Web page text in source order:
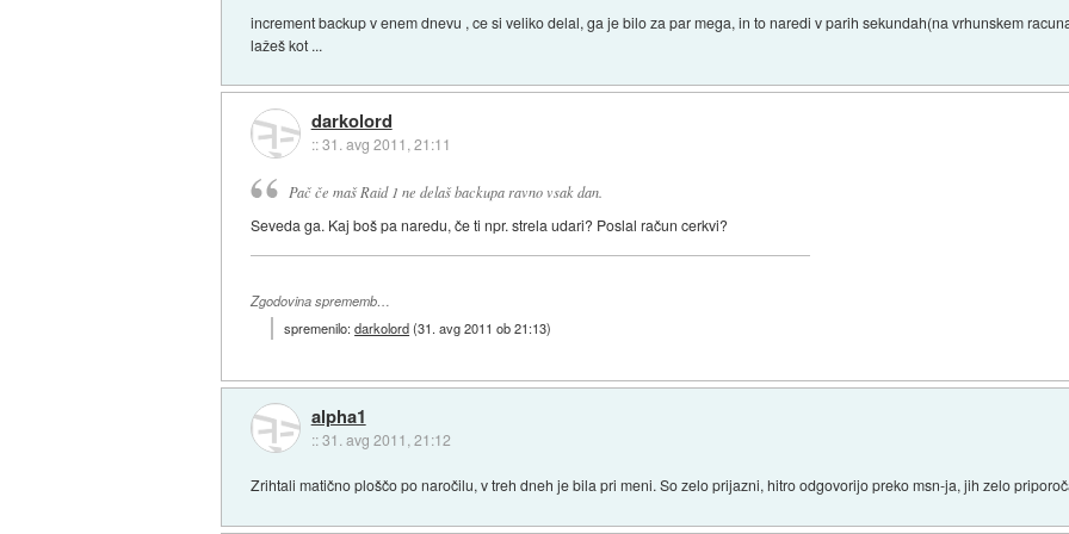
increment backup v enem dnevu , ce si veliko delal, ga je bilo za par mega, in to naredi v parih sekundah(na vrhunskem
lažeš kot ...
darkolord
::31. avg 2011, 21:11
Pač če maš Raid 1 ne delaš backupa ravno vsak dan.
Seveda ga. Kaj boš pa naredu, če ti npr. strela udari? Poslal račun cerkvi?
Zgodovina sprememb…
spremenilo:darkolord(31. avg 2011 ob 21:13)
alpha1
::31. avg 2011, 21:12
Zrihtali matično ploščo po naročilu, v treh dneh je bila pri meni. So zelo prijazni, hitro odgovorijo preko msn-ja, jih zelo